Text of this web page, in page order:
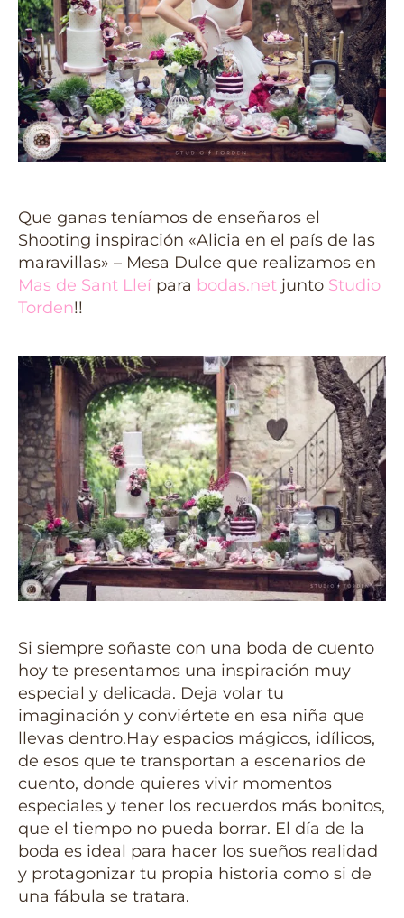
Que ganas teníamos de enseñaros el
Shooting inspiración «Alicia en el país de las
maravillas» – Mesa Dulce que realizamos en
Mas de Sant Lleí para bodas.net junto Studio
Torden!!
Si siempre soñaste con una boda de cuento
hoy te presentamos una inspiración muy
especial y delicada. Deja volar tu
imaginación y conviértete en esa niña que
llevas dentro.Hay espacios mágicos, idílicos,
de esos que te transportan a escenarios de
cuento, donde quieres vivir momentos
especiales y tener los recuerdos más bonitos,
que el tiempo no pueda borrar. El día de la
boda es ideal para hacer los sueños realidad
y protagonizar tu propia historia como si de
una fábula se tratara.